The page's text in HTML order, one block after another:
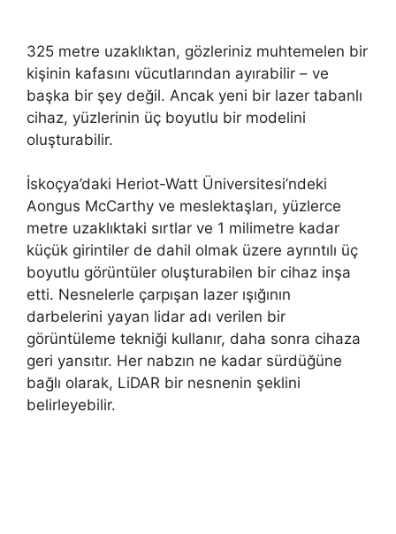
325 metre uzaklıktan, gözleriniz muhtemelen bir
kişinin kafasını vücutlarından ayırabilir – ve
başka bir şey değil. Ancak yeni bir lazer tabanlı
cihaz, yüzlerinin üç boyutlu bir modelini
oluşturabilir.
İskoçya’daki Heriot-Watt Üniversitesi’ndeki
Aongus McCarthy ve meslektaşları, yüzlerce
metre uzaklıktaki sırtlar ve 1 milimetre kadar
küçük girintiler de dahil olmak üzere ayrıntılı üç
boyutlu görüntüler oluşturabilen bir cihaz inşa
etti. Nesnelerle çarpışan lazer ışığının
darbelerini yayan lidar adı verilen bir
görüntüleme tekniği kullanır, daha sonra cihaza
geri yansıtır. Her nabzın ne kadar sürdüğüne
bağlı olarak, LiDAR bir nesnenin şeklini
belirleyebilir.